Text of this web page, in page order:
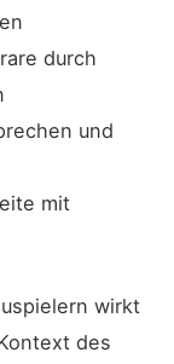
durch
und
mit
wirkt
des